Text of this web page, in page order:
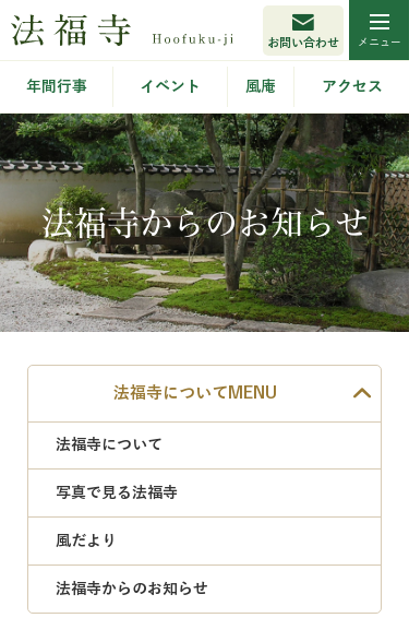
お問い合わせ
年間行事 イベント 風庵 アクセス
法福寺からのお知らせ
法福寺についてMENU
法福寺について
写真で見る法福寺
風だより
法福寺からのお知らせ